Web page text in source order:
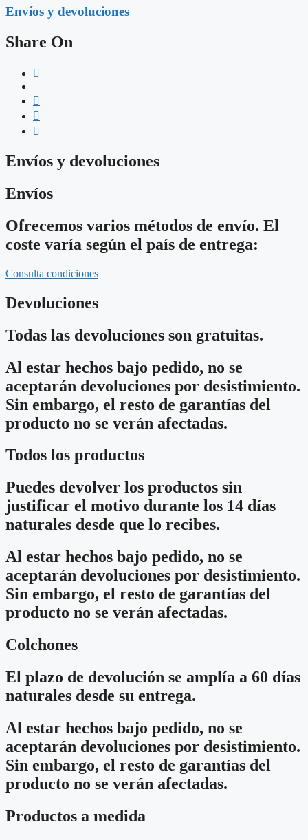
Envíos y devoluciones
Share On
Envíos y devoluciones
Envíos
Ofrecemos varios métodos de envío. El
coste varía según el país de entrega:
Consulta condiciones
Devoluciones
Todas las devoluciones son gratuitas.
Al estar hechos bajo pedido, no se
aceptarán devoluciones por desistimiento.
Sin embargo, el resto de garantías del
producto no se verán afectadas.
Todos los productos
Puedes devolver los productos sin
justificar el motivo durante los 14 días
naturales desde que lo recibes.
Al estar hechos bajo pedido, no se
aceptarán devoluciones por desistimiento.
Sin embargo, el resto de garantías del
producto no se verán afectadas.
Colchones
El plazo de devolución se amplía a 60 días
naturales desde su entrega.
Al estar hechos bajo pedido, no se
aceptarán devoluciones por desistimiento.
Sin embargo, el resto de garantías del
producto no se verán afectadas.
Productos a medida